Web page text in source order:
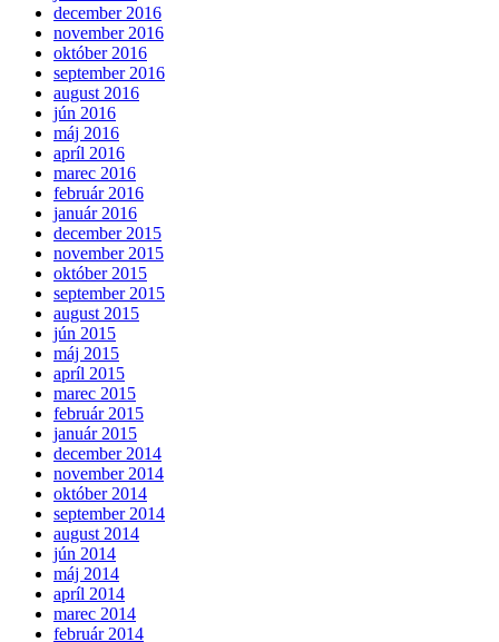
december 2016
november 2016
október 2016
september 2016
august 2016
jún 2016
máj 2016
apríl 2016
marec 2016
február 2016
január 2016
december 2015
november 2015
október 2015
september 2015
august 2015
jún 2015
máj 2015
apríl 2015
marec 2015
február 2015
január 2015
december 2014
november 2014
október 2014
september 2014
august 2014
jún 2014
máj 2014
apríl 2014
marec 2014
február 2014